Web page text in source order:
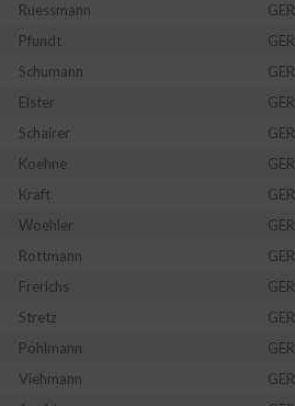
Ruessmann GER
Pfundt GER
Schumann GER
Elster GER
Schairer GER
Koehne GER
Kraft GER
Woehler GER
Rottmann GER
Frerichs GER
Stretz GER
Pöhlmann GER
Viehmann GER
identifizieren